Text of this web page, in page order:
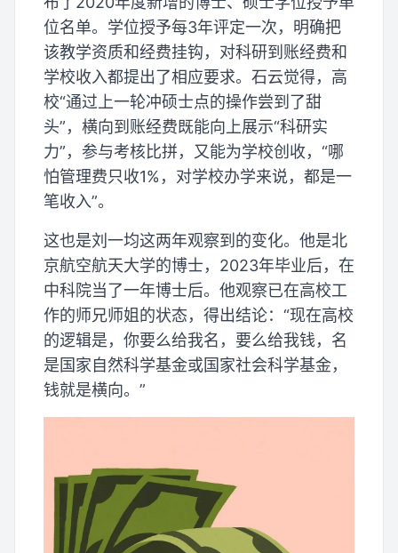
位名单。学位授予每3年评定一次，明确把
该教学资质和经费挂钩，对科研到账经费和
学校收入都提出了相应要求。石云觉得，高
校“通过上一轮冲硕士点的操作尝到了甜
头”，横向到账经费既能向上展示“科研实
力”，参与考核比拼，又能为学校创收，“哪
怕管理费只收1%，对学校办学来说，都是一
笔收入”。
这也是刘一均这两年观察到的变化。他是北
京航空航天大学的博士，2023年毕业后，在
中科院当了一年博士后。他观察已在高校工
作的师兄师姐的状态，得出结论：“现在高校
的逻辑是，你要么给我名，要么给我钱，名
是国家自然科学基金或国家社会科学基金，
钱就是横向。”